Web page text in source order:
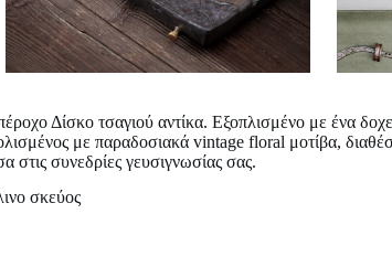
Δίσκο τσαγιού αντίκα. Εξοπλισμένο με ένα
με παραδοσιακά vintage floral μοτίβα,
στις συνεδρίες γευσιγνωσίας σας.
σκεύος